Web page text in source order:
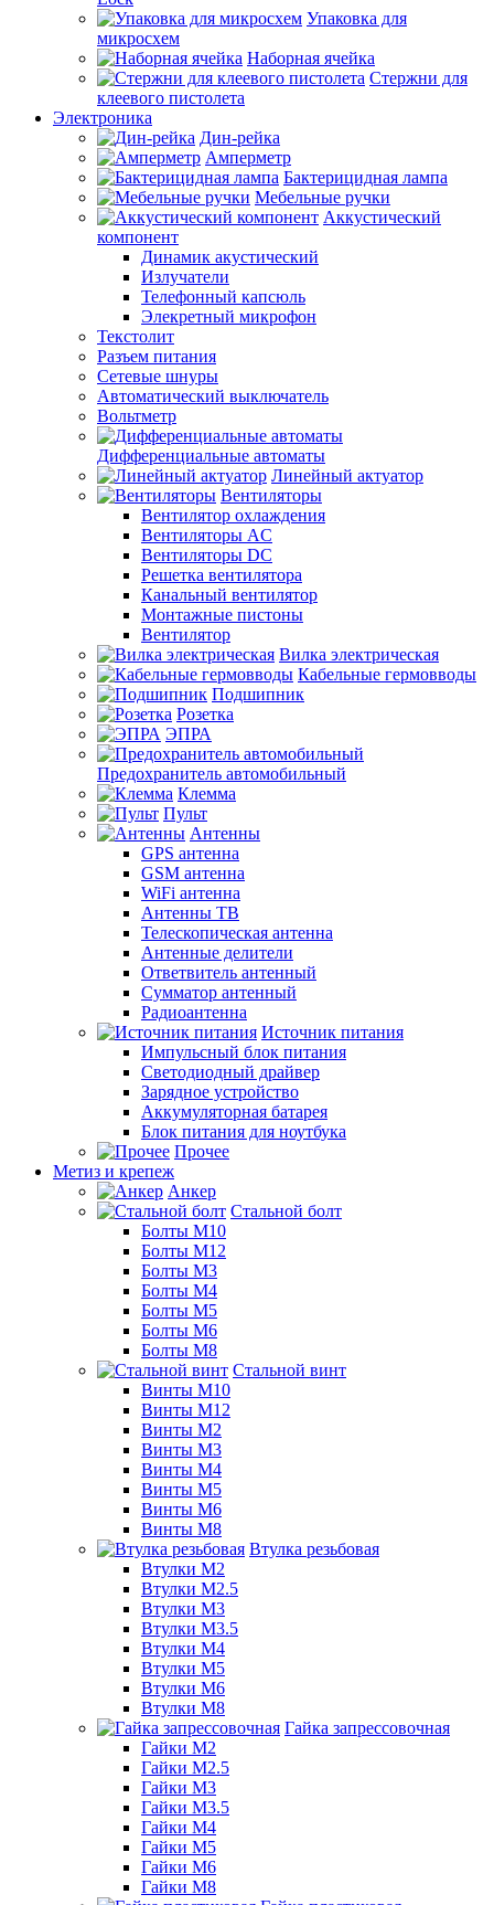
Упаковка для
микросхем
Наборная ячейка
Стержни для
клеевого пистолета
Электроника
Дин-рейка
Амперметр
Бактерицидная лампа
Мебельные ручки
Аккустический
компонент
Динамик акустический
Излучатели
Телефонный капсюль
Элекретный микрофон
Текстолит
Разъем питания
Сетевые шнуры
Автоматический выключатель
Вольтметр
Дифференциальные автоматы
Линейный актуатор
Вентиляторы
Вентилятор охлаждения
Вентиляторы AC
Вентиляторы DC
Решетка вентилятора
Канальный вентилятор
Монтажные пистоны
Вентилятор
Вилка электрическая
Кабельные гермовводы
Подшипник
Розетка
ЭПРА
Предохранитель автомобильный
Клемма
Пульт
Антенны
GPS антенна
GSM антенна
WiFi антенна
Антенны ТВ
Телескопическая антенна
Антенные делители
Ответвитель антенный
Сумматор антенный
Радиоантенна
Источник питания
Импульсный блок питания
Светодиодный драйвер
Зарядное устройство
Аккумуляторная батарея
Блок питания для ноутбука
Прочее
Метиз и крепеж
Анкер
Стальной болт
Болты М10
Болты М12
Болты М3
Болты М4
Болты М5
Болты М6
Болты М8
Стальной винт
Винты М10
Винты М12
Винты М2
Винты М3
Винты М4
Винты М5
Винты М6
Винты М8
Втулка резьбовая
Втулки М2
Втулки М2.5
Втулки М3
Втулки М3.5
Втулки М4
Втулки М5
Втулки М6
Втулки М8
Гайка запрессовочная
Гайки М2
Гайки М2.5
Гайки М3
Гайки М3.5
Гайки М4
Гайки М5
Гайки М6
Гайки М8